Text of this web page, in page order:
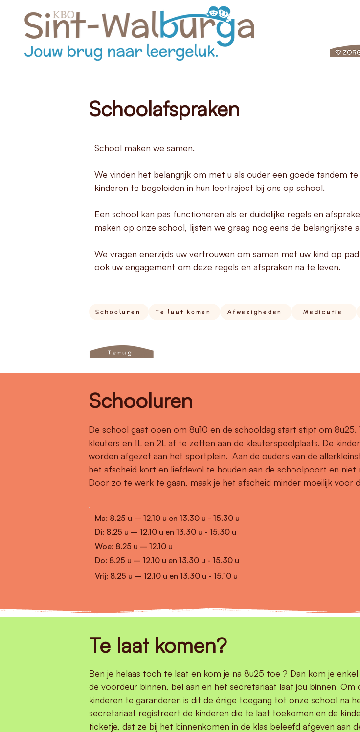
Schoolafspraken
School maken we samen.
We vinden het belangrijk om met u als ouder een goede tandem
kinderen te begeleiden in hun leertraject bij ons op school.
Een school kan pas functioneren als er duidelijke regels en
maken op onze school, lijsten we graag nog eens de belangrijkste
We vragen enerzijds uw vertrouwen om samen met uw kind op
ook uw engagement om deze regels en afspraken na te leven.
Schooluren Te laat komen Afwezigheden Medicatie
Terug
Schooluren
De school gaat open om 8u10 en de schooldag start stipt om 8u25.
kleuters en 1L en 2L af te zetten aan de kleuterspeelplaats. De
worden afgezet aan het sportplein. Aan de ouders van de
het afscheid kort en liefdevol te houden aan de schoolpoort en niet
Door zo te werk te gaan, maak je het afscheid minder moeilijk voor
Ma: 8.25 u – 12.10 u en 13.30 u - 15.30 u
Di: 8.25 u – 12.10 u en 13.30 u - 15.30 u
Woe: 8.25 u – 12.10 u
Do: 8.25 u – 12.10 u en 13.30 u - 15.30 u
Vrij: 8.25 u – 12.10 u en 13.30 u - 15.10 u
Te laat komen?
Ben je helaas toch te laat en kom je na 8u25 toe ? Dan kom je
de voordeur binnen, bel aan en het secretariaat laat jou binnen. Om
kinderen te garanderen is dit de énige toegang tot onze school na
secretariaat registreert de kinderen die te laat toekomen en de
ticketje, dat ze bij het binnenkomen in de klas beleefd afgeven aan